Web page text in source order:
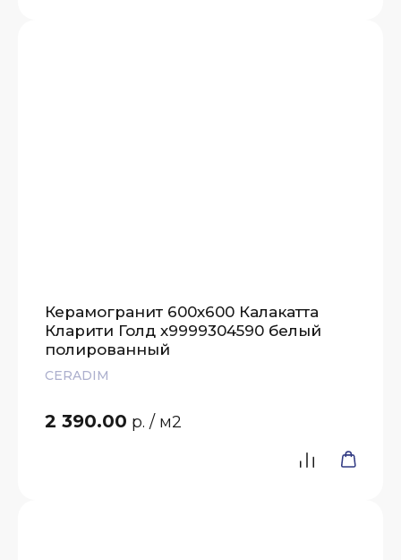
Керамогранит 600х600 Калакатта
Кларити Голд х9999304590 белый
полированный
CERADIM
2 390.00 р. / м2